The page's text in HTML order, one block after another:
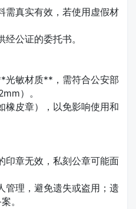
需真实有效，若使用虚假材
公证的委托书。
敏材质**，需符合公安部
）。
皮章），以免影响使用和
章无效，私刻公章可能面
理，避免遗失或盗用；遗
。